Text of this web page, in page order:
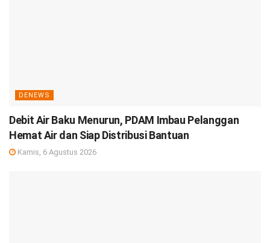
DENEWS
Debit Air Baku Menurun, PDAM Imbau Pelanggan
Hemat Air dan Siap Distribusi Bantuan
Kamis, 6 Agustus 2026